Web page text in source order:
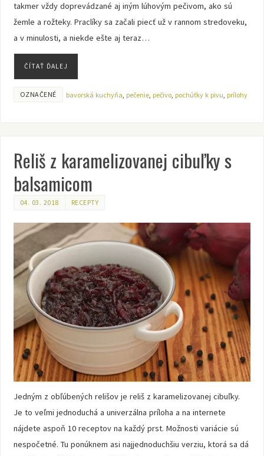
takmer vždy doprevádzané aj iným lúhovým pečivom, ako sú
žemle a rožteky. Praclíky sa začali piecť už v rannom stredoveku,
a v minulosti, a niekde ešte aj teraz…
ČÍTAŤ ĎALEJ
OZNAČENÉ bavorská kuchyňa pečenie, pečivo, pochúťky k pivu prílohy
Reliš z karamelizovanej cibuľky s
balsamicom
04. 03. 2018 RECEPTY
Jedným z obľúbených relišov je reliš z karamelizovanej cibuľky.
Je to veľmi jednoduchá a univerzálna príloha a na internete
nájdete aspoň 10 receptov na každý prst. Možnosti variácie sú
nespočetné. Tu ponúknem asi najjednoduchšiu verziu, ktorá sa dá